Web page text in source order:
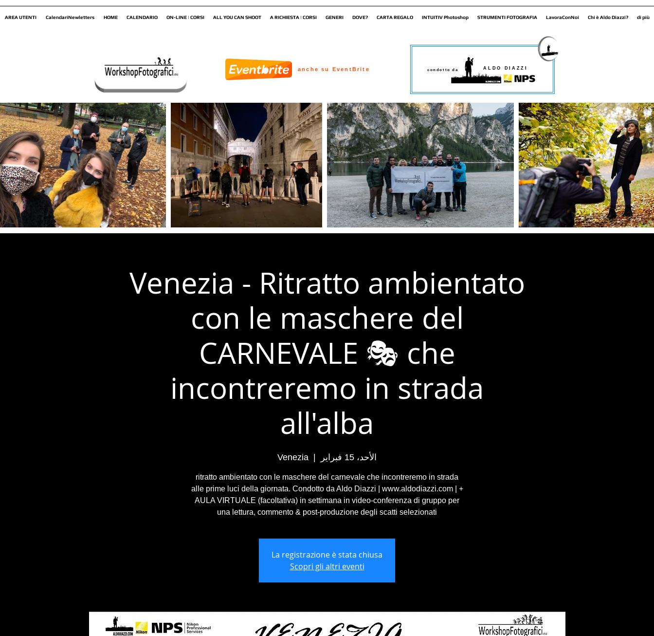
AREA UTENTI CalendariNewletters HOME CALENDARIO ON-LINE | CORSI ALL YOU CAN SHOOT A RICHIESTA | CORSI GENERI DOVE? CARTA REGALO INTUITIV Photoshop STRUMENTI FOTOGRAFIA LavoraConNoi Chi è Aldo Diazzi? di più
Venezia - Ritratto ambientato
con le maschere del
CARNEVALE 🎭 che
incontreremo in strada
all'alba
الأحد، 15 فبراير Venezia
ritratto ambientato con le maschere del carnevale che incontreremo in strada
alle prime luci della giornata. Condotto da Aldo Diazzi | www.aldodiazzi.com | +
AULA VIRTUALE (facoltativa) in settimana in video-conferenza di gruppo per
una lettura, commento & post-produzione degli scatti selezionati
La registrazione è stata chiusa
Scopri gli altri eventi
condotto da ALDO DIAZZI
anche su EventBrite